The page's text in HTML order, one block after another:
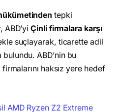
tepki
ABD’yiÇinli firmalara karşı
suçlayarak, ticarette adil
ABD’nin bu
haksız yere hedef
AMD Ryzen Z2 Extreme